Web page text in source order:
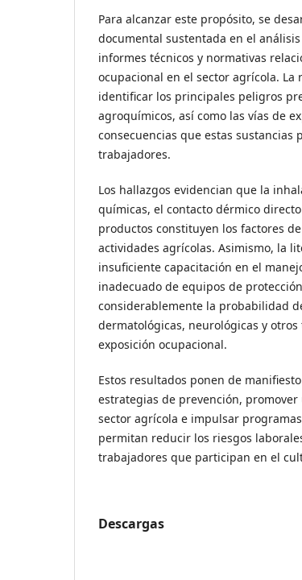
Para alcanzar este propósito, se
documental sustentada en el
informes técnicos y normativas
ocupacional en el sector agrícola.
identificar los principales peligros
agroquímicos, así como las vías de
consecuencias que estas
trabajadores.
Los hallazgos evidencian que la
químicas, el contacto dérmico
productos constituyen los factores
actividades agrícolas. Asimismo, la
insuficiente capacitación en el
inadecuado de equipos de
considerablemente la probabilidad
dermatológicas, neurológicas y
exposición ocupacional.
Estos resultados ponen de
estrategias de prevención,
sector agrícola e impulsar
permitan reducir los riesgos
trabajadores que participan en el
Descargas